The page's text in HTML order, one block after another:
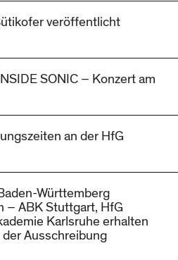
veröffentlicht
SONIC – Konzert am
an der HfG
Württemberg
– ABK Stuttgart, HfG
Karlsruhe erhalten
Ausschreibung